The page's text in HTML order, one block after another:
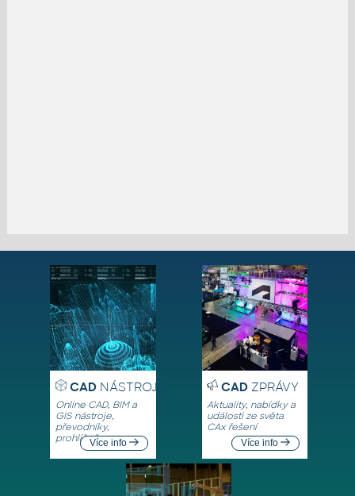
CADNÁSTROJE
Online CAD, BIM a
GIS nástroje,
převodníky,
prohlížečeVíce info
CADZPRÁVY
Aktuality, nabídky a
události ze světa
CAx řešení
Více info